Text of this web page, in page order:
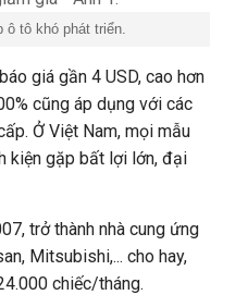
ô tô khó phát triển.
giá gần 4 USD, cao hơn
cũng áp dụng với các
Ở Việt Nam, mọi mẫu
kiện gặp bất lợi lớn, đại
trở thành nhà cung ứng
Mitsubishi,... cho hay,
chiếc/tháng.